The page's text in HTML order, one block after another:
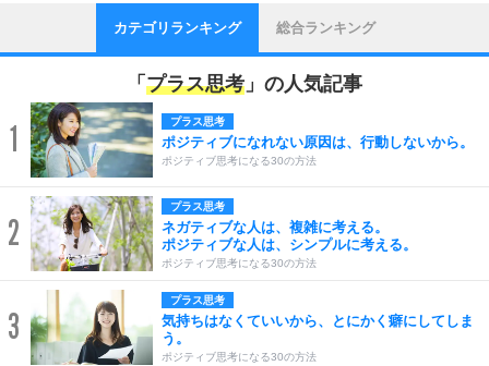
カテゴリランキング 総合ランキング
「 プラス思考 」の人気記事
1 プラス思考
ポジティブになれない原因は、行動しないから。
ポジティブ思考になる30の方法
2
プラス思考
ネガティブな人は、複雑に考える。
ポジティブな人は、シンプルに考える。
ポジティブ思考になる30の方法
3
プラス思考
気持ちはなくていいから、とにかく癖にしてしま
う。
ポジティブ思考になる30の方法